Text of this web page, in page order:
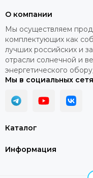
Каталог
Информация
О компании
Мы осуществляем
комплектующих как
лучших российских и
отрасли солнечной и
энергетического
Мы в социальных